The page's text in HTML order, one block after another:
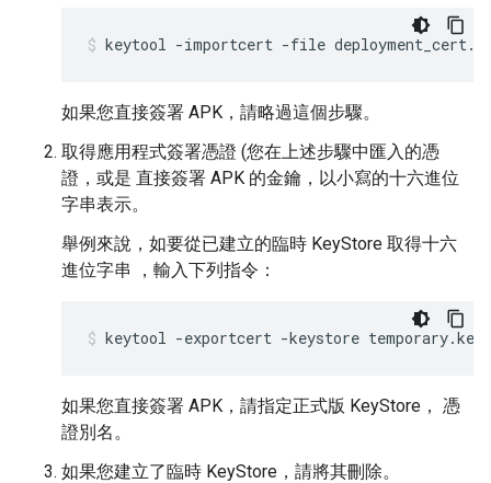
如果您直接簽署 APK，請略過這個步驟。
取得應用程式簽署憑證 (您在上述步驟中匯入的憑
證，或是 直接簽署 APK 的金鑰，以小寫的十六進位
字串表示。
舉例來說，如要從已建立的臨時 KeyStore 取得十六
進位字串 ，輸入下列指令：
如果您直接簽署 APK，請指定正式版 KeyStore， 憑
證別名。
如果您建立了臨時 KeyStore，請將其刪除。